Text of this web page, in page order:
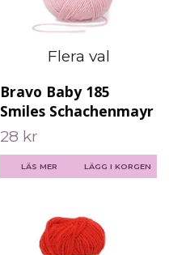
Flera val
Bravo Baby 185
Smiles Schachenmayr
28 kr
LÄS MER LÄGG I KORGEN